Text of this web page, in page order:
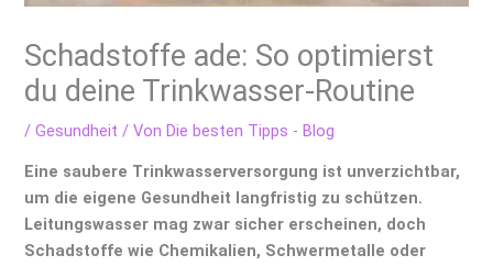
Schadstoffe ade: So optimierst
du deine Trinkwasser-Routine
/Gesundheit / VonDie besten Tipps - Blog
Eine saubere Trinkwasserversorgung ist unverzichtbar,
um die eigene Gesundheit langfristig zu schützen.
Leitungswasser mag zwar sicher erscheinen, doch
Schadstoffe wie Chemikalien, Schwermetalle oder